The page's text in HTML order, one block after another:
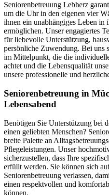
Seniorenbetreuung Lebherz
um die Uhr in den eigenen vier
ihnen ein unabhängiges Leben in
ermöglichen. Unser engagiertes
für liebevolle Unterstützung,
persönliche Zuwendung. Bei uns
im Mittelpunkt, die die
achtet und die Lebensqualität
unsere professionelle und
Senioren­betreuung in
Lebensabend
Benötigen Sie Unterstützung bei
einen geliebten Menschen?
breite Palette an
Pflegeleistungen. Unser
sicherzustellen, dass Ihre
erfüllt werden. Sie können sich
Seniorenbetreuung verlassen,
einen respektvollen und
können.